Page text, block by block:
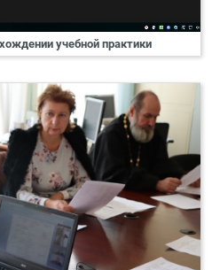
учебной практики